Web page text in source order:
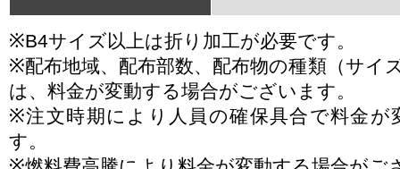
※B4サイズ以上は折り加工が必要です。
※配布地域、配布部数、配布物の種類（サイ
は、料金が変動する場合がございます。
※注文時期により人員の確保具合で料金が
す。